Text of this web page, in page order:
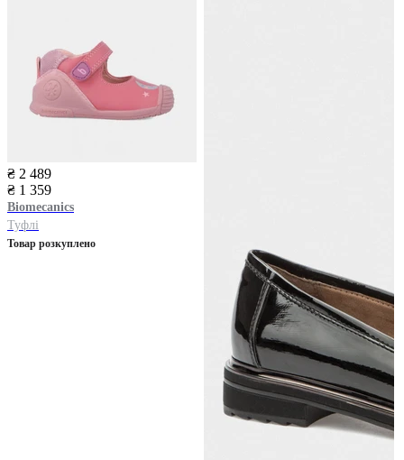
₴ 2 489
₴ 1 359
Biomecanics
Туфлі
Товар розкуплено